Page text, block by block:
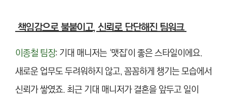
책임감으로 불붙이고, 신뢰로 단단해진 팀워크
이종철 팀장: 기대 매니저는 ‘맷집’이 좋은 스타일이에요.
새로운 업무도 두려워하지 않고, 꼼꼼하게 챙기는 모습에서
신뢰가 쌓였죠. 최근 기대 매니저가 결혼을 앞두고 일이